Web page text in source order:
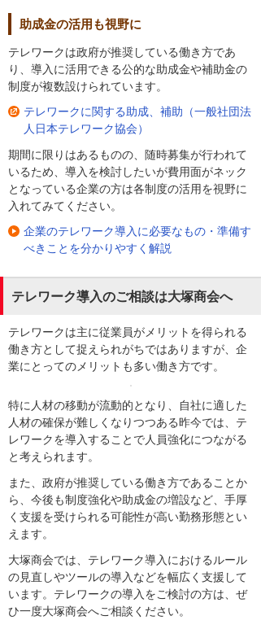
助成金の活用も視野に
テレワークは政府が推奨している働き方であ
り、導入に活用できる公的な助成金や補助金の
制度が複数設けられています。
テレワークに関する助成、補助（一般社団法
人日本テレワーク協会）
期間に限りはあるものの、随時募集が行われて
いるため、導入を検討したいが費用面がネック
となっている企業の方は各制度の活用を視野に
入れてみてください。
企業のテレワーク導入に必要なもの・準備す
べきことを分かりやすく解説
テレワーク導入のご相談は大塚商会へ
テレワークは主に従業員がメリットを得られる
働き方として捉えられがちではありますが、企
業にとってのメリットも多い働き方です。
特に人材の移動が流動的となり、自社に適した
人材の確保が難しくなりつつある昨今では、テ
レワークを導入することで人員強化につながる
と考えられます。
また、政府が推奨している働き方であることか
ら、今後も制度強化や助成金の増設など、手厚
く支援を受けられる可能性が高い勤務形態とい
えます。
大塚商会では、テレワーク導入におけるルール
の見直しやツールの導入などを幅広く支援して
います。テレワークの導入をご検討の方は、ぜ
ひ一度大塚商会へご相談ください。